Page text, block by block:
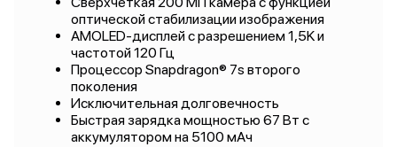
оптической стабилизации изображения
AMOLED-дисплей с разрешением 1,5K и
частотой 120 Гц
Процессор Snapdragon® 7s второго
поколения
Исключительная долговечность
Быстрая зарядка мощностью 67 Вт с
аккумулятором на 5100 мАч